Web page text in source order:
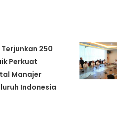
Terjunkan 250
Perkuat
Manajer
Indonesia